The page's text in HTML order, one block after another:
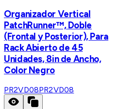
Organizador Vertical
PatchRunner™, Doble
(Frontal y Posterior), Para
Rack Abierto de 45
Unidades, 8in de Ancho,
Color Negro
PR2VD08PR2VD08